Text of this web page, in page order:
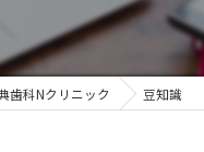
歯科Nクリニック 豆知識